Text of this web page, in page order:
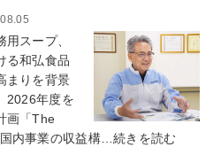
スープ、
る和弘食品
まりを背景
2026年度を
画「The
内事業の収益構…続きを読む